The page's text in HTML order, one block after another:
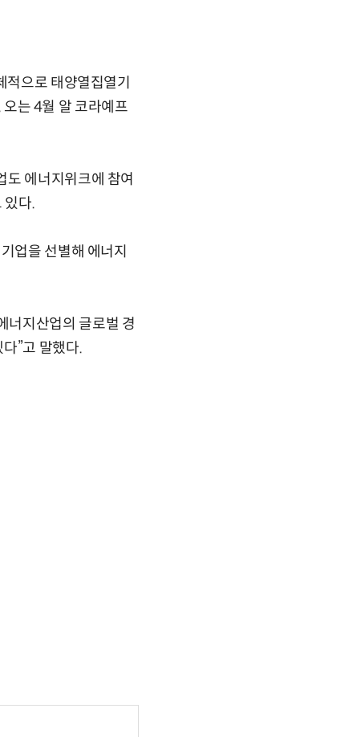
으로 태양열집열기
는 4월 알 코라예프
도 에너지위크에 참여
있다.
업을 선별해 에너지
너지산업의 글로벌 경
”고 말했다.